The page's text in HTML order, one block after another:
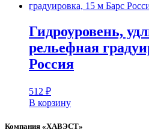
Гидроуровень,
рельефная
Россия
512 ₽
В корзину
Компания «ХАВЭСТ»